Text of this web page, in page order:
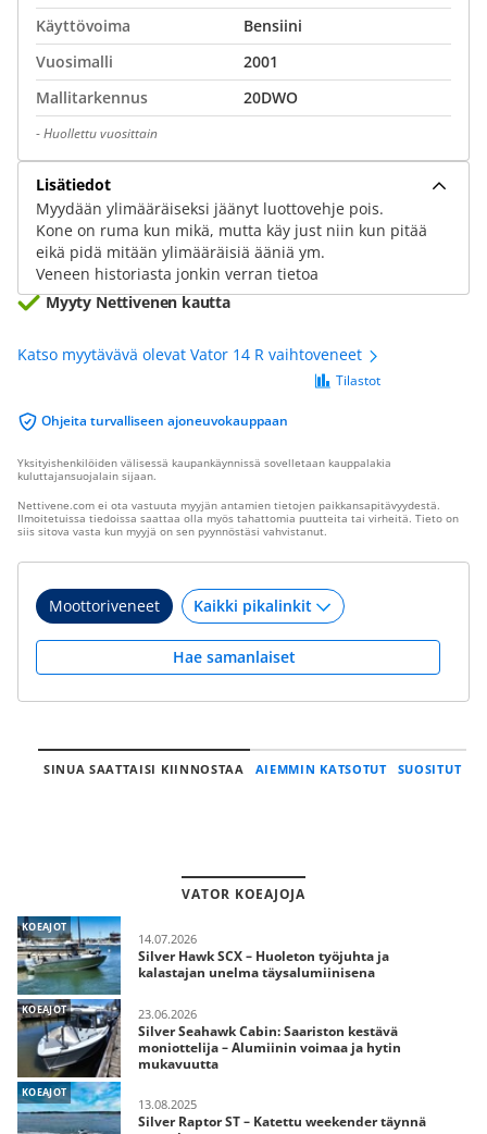
Käyttövoima
Bensiini
Vuosimalli
2001
Mallitarkennus
20DWO
-Huollettu vuosittain
Lisätiedot
Myydään ylimääräiseksi jäänyt luottovehje pois.
Kone on ruma kun mikä, mutta käy just niin kun pitää
eikä pidä mitään ylimääräisiä ääniä ym.
Veneen historiasta jonkin verran tietoa
Myyty Nettivenen kautta
Katso myytävävä olevat Vator 14 R vaihtoveneet
Ohjeita turvalliseen ajoneuvokauppaan
Tilastot
Yksityishenkilöiden välisessä kaupankäynnissä sovelletaan kauppalakia
kuluttajansuojalain sijaan.
Nettivene.com ei ota vastuuta myyjän antamien tietojen paikkansapitävyydestä.
Ilmoitetuissa tiedoissa saattaa olla myös tahattomia puutteita tai virheitä. Tieto on
siis sitova vasta kun myyjä on sen pyynnöstäsi vahvistanut.
Moottoriveneet
Hae samanlaiset
SINUA SAATTAISI KIINNOSTAA AIEMMIN KATSOTUT SUOSITUT
VATOR KOEAJOJA
KOEAJOT
14.07.2026
Silver Hawk SCX – Huoleton työjuhta ja
kalastajan unelma täysalumiinisena
KOEAJOT 23.06.2026
Silver Seahawk Cabin: Saariston kestävä
moniottelija – Alumiinin voimaa ja hytin
mukavuutta
KOEAJOT
13.08.2025
Silver Raptor ST – Katettu weekender täynnä